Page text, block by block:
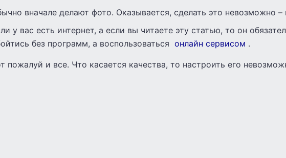
вначале делают фото. Оказывается, сделать это невозможно
у вас есть интернет, а если вы читаете эту статью, то он
без программ, а воспользоваться онлайн сервисом .
пожалуй и все. Что касается качества, то настроить его